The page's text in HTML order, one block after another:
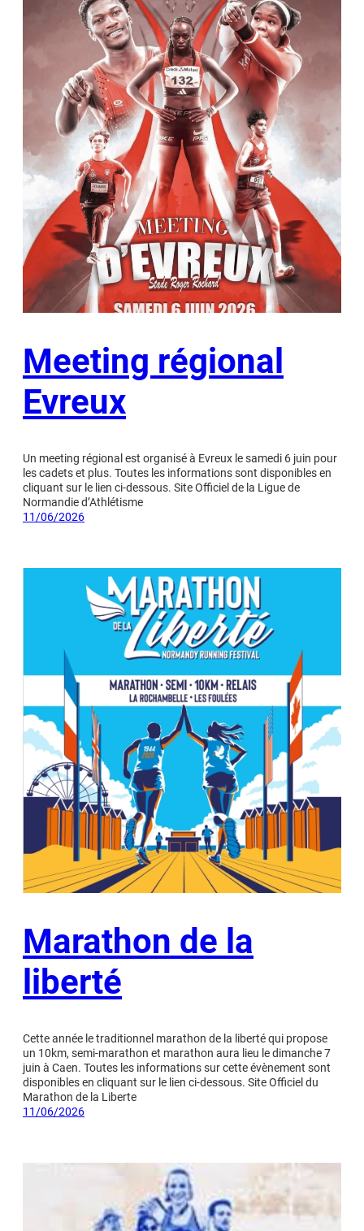
Meeting régional
Evreux
Un meeting régional est organisé à Evreux le samedi 6 juin pour
les cadets et plus. Toutes les informations sont disponibles en
cliquant sur le lien ci-dessous. Site Officiel de la Ligue de
Normandie d’Athlétisme
11/06/2026
Marathon de la
liberté
Cette année le traditionnel marathon de la liberté qui propose
un 10km, semi-marathon et marathon aura lieu le dimanche 7
juin à Caen. Toutes les informations sur cette évènement sont
disponibles en cliquant sur le lien ci-dessous. Site Officiel du
Marathon de la Liberte
11/06/2026